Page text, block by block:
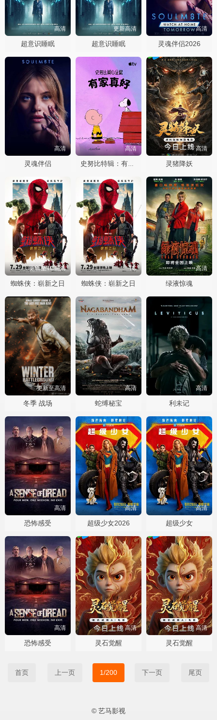
高清
超意识睡眠
更新高清
超意识睡眠
高清
灵魂伴侣2026
高清
灵魂伴侣
高清
史努比特辑：有家真好
高清
灵猪降妖
更新至TC高清
蜘蛛侠：崭新之日
TC
蜘蛛侠：崭新之日
高清
绿液惊魂
更新至高清
冬季 战场
高清
蛇缚秘宝
高清
利未记
高清
恐怖感受
高清
超级少女2026
高清
超级少女
高清
恐怖感受
高清
灵石觉醒
高清
灵石觉醒
首页 上一页 1/200 下一页 尾页
© 艺马影视